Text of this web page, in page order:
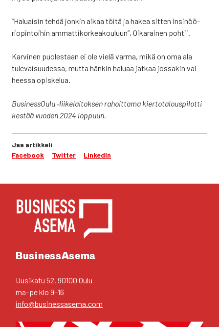
”Haluai­sin teh­dä jon­kin aikaa töi­tä ja hakea sit­ten insi­nöö­
rio­pin­toi­hin ammat­ti­kor­kea­kou­luun”, Oika­rai­nen poh­tii.
Kar­vi­nen puo­les­taan ei ole vie­lä var­ma, mikä on oma ala
tule­vai­suu­des­sa, mut­ta hän­kin halu­aa jat­kaa jos­sa­kin vai­
hees­sa opis­ke­lua.
Business­Oulu ‑lii­ke­lai­tok­sen rahoit­ta­ma kier­to­ta­lous­pi­lot­ti
kes­tää vuo­den 2024 lop­puun.
Jaa artikkeli
Facebook
Twitter LinkedIn
YHTEYS­TIE­DOT
Business­Asema
Uusi­ka­tu 52, 90100 Oulu
ma–pe klo 9–16
info@businessasema.com